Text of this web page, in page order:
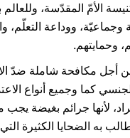
الأمّ المقدّسة، وللعالم
وجماعيّة، ووداعة التعلّم،
وحمايتهم.
أجل مكافحة شاملة ضدّ
كما وجميع أنواع
لأنها جرائم بغيضة
به الضحايا الكثيرة